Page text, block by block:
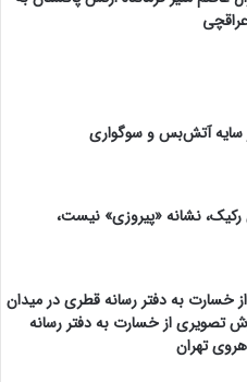
سایه آتش‌بس و سوگواری
نشانه «پیروزی» نیست،
خسارت به دفتر رسانه قطری در میدان
تصویری از خسارت به دفتر رسانه
تهران